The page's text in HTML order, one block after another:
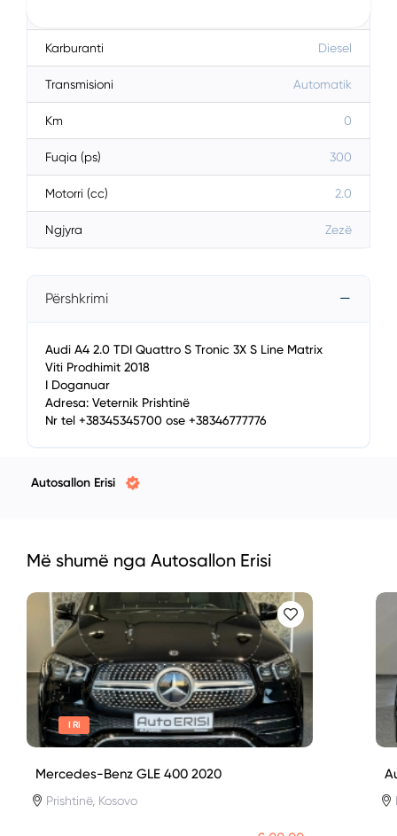
Karburanti Diesel
Transmisioni Automatik
Km 0
Fuqia (ps) 300
Motorri (cc) 2.0
Ngjyra Zezë
Përshkrimi
Audi A4 2.0 TDI Quattro S Tronic 3X S Line Matrix
Viti Prodhimit 2018
I Doganuar
Adresa: Veternik Prishtinë
Nr tel +38345345700 ose +38346777776
Autosallon Erisi
Më shumë nga Autosallon Erisi
I Ri
Mercedes-Benz GLE 400 2020
Prishtinë, Kosovo